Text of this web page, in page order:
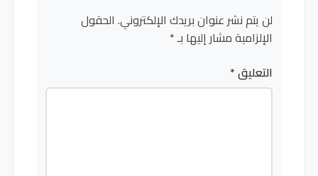
لن يتم نشر عنوان بريدك الإلكتروني. الحقول
الإلزامية مشار إليها بـ*
التعليق*